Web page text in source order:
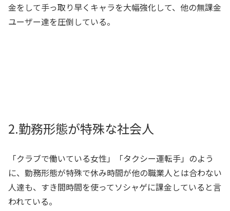
金をして手っ取り早くキャラを大幅強化して、他の無課金
ユーザー達を圧倒している。
2.勤務形態が特殊な社会人
「クラブで働いている女性」「タクシー運転手」のよう
に、勤務形態が特殊で休み時間が他の職業人とは合わない
人達も、すき間時間を使ってソシャゲに課金していると言
われている。